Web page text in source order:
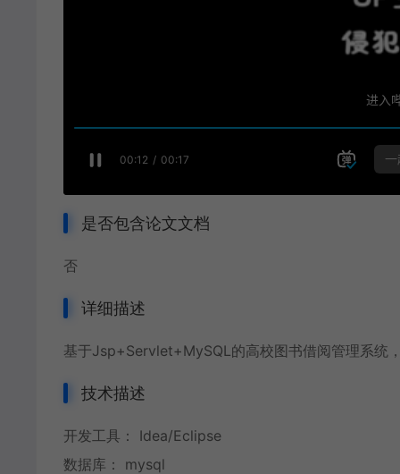
是否包含论文文档
否
详细描述
基于Jsp+Servlet+MySQL的高校图书借阅管理系统
技术描述
开发工具： Idea/Eclipse
数据库： mysql